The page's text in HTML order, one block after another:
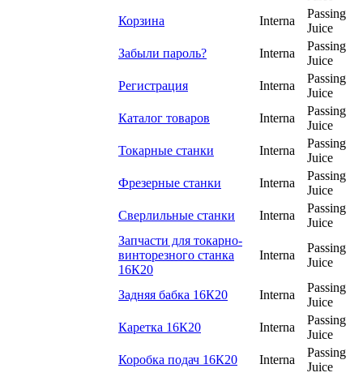
Корзина
Interna
Passing
Juice
Забыли пароль?
Interna
Passing
Juice
Регистрация
Interna
Passing
Juice
Каталог товаров
Interna
Passing
Juice
Токарные станки
Interna
Passing
Juice
Фрезерные станки
Interna
Passing
Juice
Сверлильные станки
Interna
Passing
Juice
Запчасти для токарно-
винторезного станка
16К20
Interna
Passing
Juice
Задняя бабка 16К20 Interna
Passing
Juice
Каретка 16К20
Interna
Passing
Juice
Коробка подач 16К20
Interna
Passing
Juice